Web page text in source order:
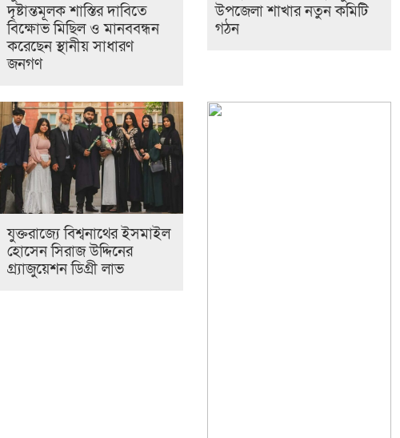
দৃষ্টান্তমূলক শাস্তির দাবিতে
বিক্ষোভ মিছিল ও মানববন্ধন
করেছেন স্থানীয় সাধারণ
জনগণ
উপজেলা শাখার নতুন কমিটি
গঠন
যুক্তরাজ্যে বিশ্বনাথের ইসমাইল
হোসেন সিরাজ উদ্দিনের
গ্র্যাজুয়েশন ডিগ্রী লাভ